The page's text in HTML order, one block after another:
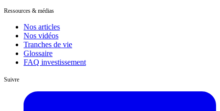
Ressources & médias
Nos articles
Nos vidéos
Tranches de vie
Glossaire
FAQ investissement
Suivre